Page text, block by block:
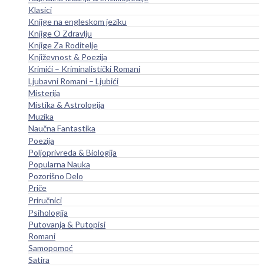
Klasici
Knjige na engleskom jeziku
Knjige O Zdravlju
Knjige Za Roditelje
Književnost & Poezija
Krimići – Kriminalistički Romani
Ljubavni Romani – Ljubići
Misterija
Mistika & Astrologija
Muzika
Naučna Fantastika
Poezija
Poljoprivreda & Biologija
Popularna Nauka
Pozorišno Delo
Priče
Priručnici
Psihologija
Putovanja & Putopisi
Romani
Samopomoć
Satira